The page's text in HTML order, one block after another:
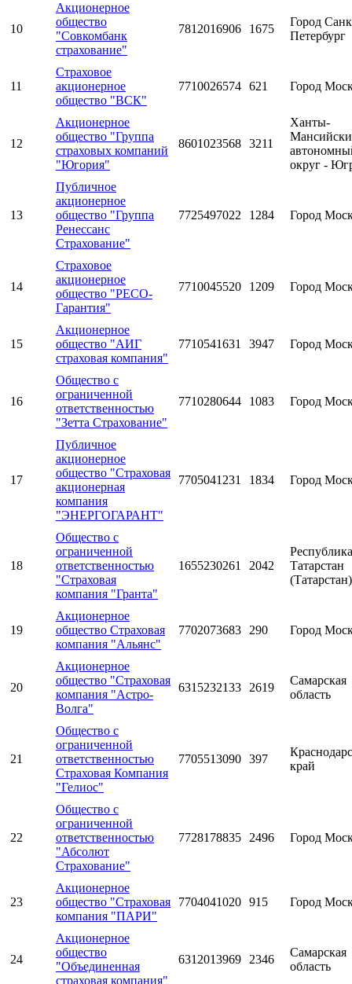
10
Акционерное
общество
"Совкомбанк
страхование"
7812016906 1675
Город
Петербург
11
Страховое
акционерное
общество "ВСК"
7710026574 621 Город
12
Акционерное
общество "Группа
страховых компаний
"Югория"
8601023568 3211
Ханты-
округ -
13
Публичное
акционерное
общество "Группа
Ренессанс
Страхование"
7725497022 1284 Город
14
Страховое
акционерное
общество "РЕСО-
Гарантия"
7710045520 1209 Город
15
Акционерное
общество "АИГ
страховая компания"
7710541631 3947 Город
16
Общество с
ограниченной
ответственностью
"Зетта Страхование"
7710280644 1083 Город
17
Публичное
акционерное
общество "Страховая
акционерная
компания
"ЭНЕРГОГАРАНТ"
7705041231 1834 Город
18
Общество с
ограниченной
ответственностью
"Страховая
компания "Гранта"
1655230261 2042
Республика
Татарстан
(Татарстан)
19
Акционерное
общество Страховая
компания "Альянс"
7702073683 290 Город
20
Акционерное
общество "Страховая
компания "Астро-
Волга"
6315232133 2619
Самарская
область
21
Общество с
ограниченной
ответственностью
Страховая Компания
"Гелиос"
7705513090 397
край
22
Общество с
ограниченной
ответственностью
"Абсолют
Страхование"
7728178835 2496 Город
23
Акционерное
общество "Страховая
компания "ПАРИ"
7704041020 915 Город
24
Акционерное
общество
"Объединенная
страховая компания"
6312013969 2346
Самарская
область